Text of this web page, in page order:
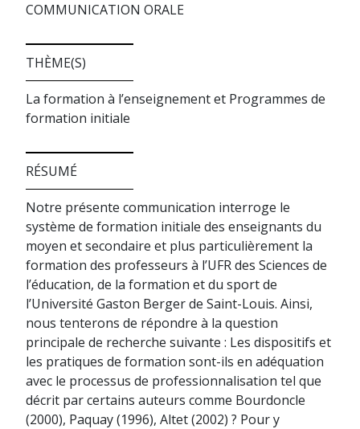
COMMUNICATION ORALE
THÈME(S)
La formation à l’enseignement et Programmes de
formation initiale
RÉSUMÉ
Notre présente communication interroge le
système de formation initiale des enseignants du
moyen et secondaire et plus particulièrement la
formation des professeurs à l’UFR des Sciences de
l’éducation, de la formation et du sport de
l’Université Gaston Berger de Saint-Louis. Ainsi,
nous tenterons de répondre à la question
principale de recherche suivante : Les dispositifs et
les pratiques de formation sont-ils en adéquation
avec le processus de professionnalisation tel que
décrit par certains auteurs comme Bourdoncle
(2000), Paquay (1996), Altet (2002) ? Pour y